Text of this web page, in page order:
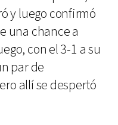
y luego confirmó
una chance a
con el 3-1 a su
par de
allí se despertó